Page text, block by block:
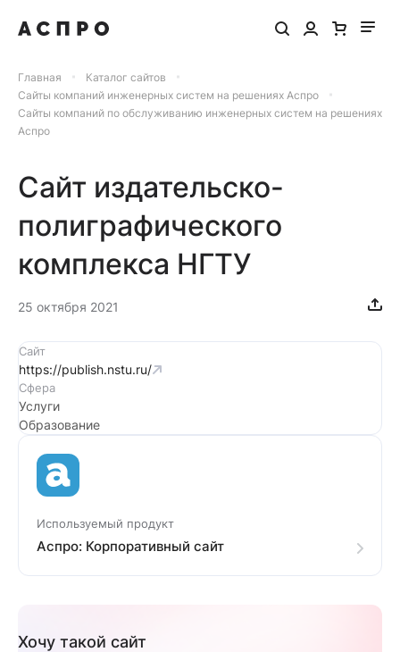
Главная
Каталог сайтов
Сайты компаний инженерных систем на решениях Аспро
Сайты компаний по обслуживанию инженерных систем на решениях
Аспро
Сайт издательско-
полиграфического
комплекса НГТУ
25 октября 2021
Сайт
https://publish.nstu.ru/
Сфера
Услуги
Образование
Используемый продукт
Аспро: Корпоративный сайт
Хочу такой сайт